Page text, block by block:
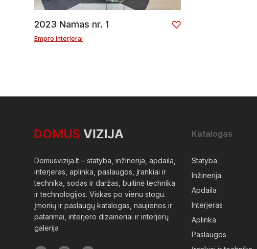
2023 Namas nr. 1
Empro interjerai
Domusvizija.lt – statyba, inžinerija, apdaila,
interjeras, aplinka, paslaugos, įrankiai ir
technika, sodas ir daržas, buitinė technika
ir technologijos. Viskas po vienu stogu.
Įmonių ir paslaugų katalogas, naujienos ir
patarimai, interjero dizaineriai ir interjerų
galerija
Katalogas
Statyba
Inžinerija
Apdaila
Interjeras
Aplinka
Paslaugos